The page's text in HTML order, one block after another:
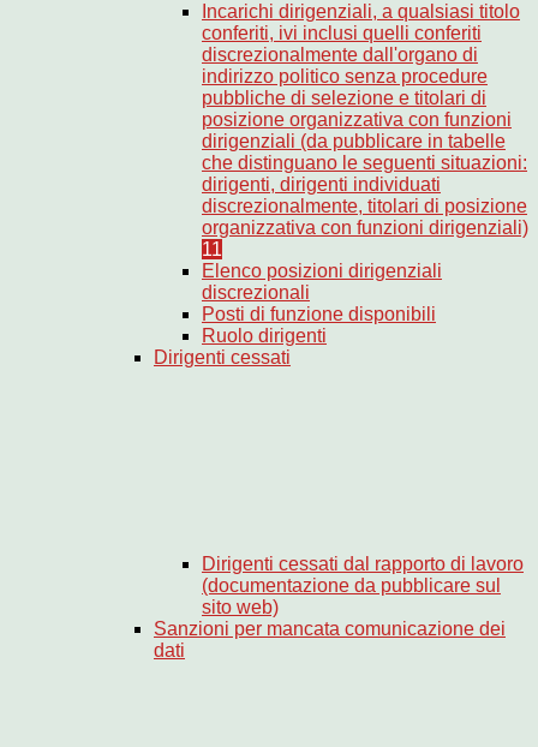
Incarichi dirigenziali, a qualsiasi titolo
conferiti, ivi inclusi quelli conferiti
discrezionalmente dall'organo di
indirizzo politico senza procedure
pubbliche di selezione e titolari di
posizione organizzativa con funzioni
dirigenziali (da pubblicare in tabelle
che distinguano le seguenti situazioni:
dirigenti, dirigenti individuati
discrezionalmente, titolari di posizione
organizzativa con funzioni dirigenziali)
11
Elenco posizioni dirigenziali
discrezionali
Posti di funzione disponibili
Ruolo dirigenti
Dirigenti cessati
Dirigenti cessati dal rapporto di lavoro
(documentazione da pubblicare sul
sito web)
Sanzioni per mancata comunicazione dei
dati